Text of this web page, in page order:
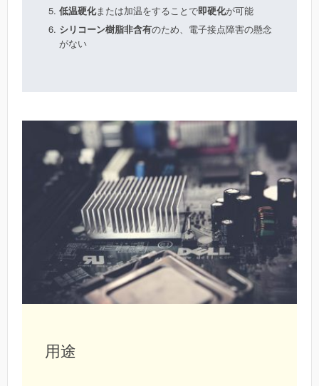
低温硬化または加温をすることで即硬化が可能
シリコーン樹脂非含有のため、電子接点障害の懸念
がない
用途